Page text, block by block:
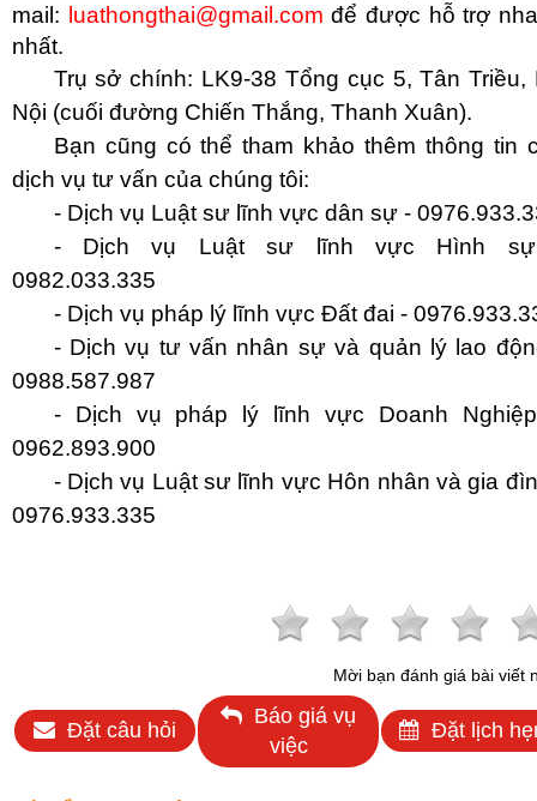
mail:
luathongthai@gmail.comđể được hỗ trợ
nhất.
Trụ sở chính: LK9-38 Tổng cục 5, Tân Triều,
Nội (cuối đường Chiến Thắng, Thanh Xuân).
Bạn cũng có thể tham khảo thêm thông tin
dịch vụ tư vấn của chúng tôi:
- Dịch vụ Luật sư lĩnh vực dân sự -
- Dịch vụ Luật sư lĩnh vực Hình
0982.033.335
- Dịch vụ pháp lý lĩnh vực Đất đai -
- Dịch vụ tư vấn nhân sự và quản lý lao
0988.587.987
- Dịch vụ pháp lý lĩnh vực Doanh
0962.893.900
- Dịch vụ Luật sư lĩnh vực Hôn nhân và gia
0976.933.335
Mời bạn đánh giá bài viết
Đặt câu hỏi
Báo giá vụ
việc
Đặt lịch